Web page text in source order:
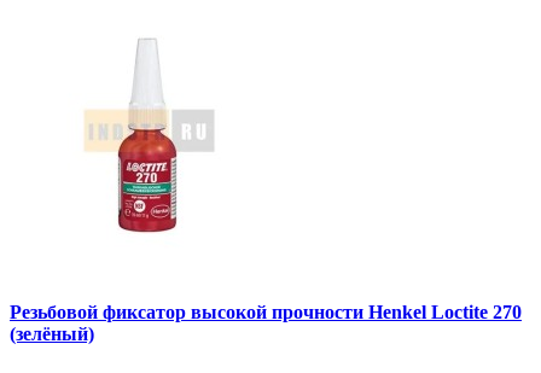
Резьбовой фиксатор высокой прочности Henkel Loctite 270
(зелёный)